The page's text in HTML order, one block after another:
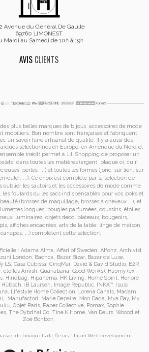
Avenue du Général De Gaulle
69760 LIMONEST
Mardi au Samedi de 10h à 19h
AVIS CLIENTS
plus belles marques de bijoux, accessoires de mode
mobiliers. Bon nombre sont françaises et fabriquent
un savoir faire artisanal de qualité. Il y a aussi des
sélectionnés en Europe, en Amérique du Nord et
inédit permet à Lili Shopping de proposer un
, dans toutes les matières (argent, plaqué or, cuir,
perles, ...) et toutes les formes (jonc, sur lien, sur
...). Ce choix est complété par la sélection de
oublier les sautoirs et les accessoires de mode comme
, les foulards ou les sacs indispensables pour vos looks et
(brosses de maquillage, brosses à cheveux ...), et
longues, bougies parfumées, coussins, étoiles
luminaires, objets déco, plateaux, bougeoirs,
affiches encadrées, arts de la table, linge de maison,
...) complètent cette sélection.
: Adama Alma Affari of Sweden Alfonz, Archivist
London Bachca Bazar Bizar, Bazar de Luxe
LS Casa Cubista CinqMai David & David Studio E2R
, étoiles Amish Guanabana Good Work(s), Haomy (ex
Hindbag Hipanema HK Living Home Spirit
Honoré
Hübsch IB Laursen Image Republic INKA™
Isula
Lifestyle Home Collection Lorena Canals, Madam
Manufactori Marie Depaire, Mon Dada Mya Bay, My
Opjet Paris, Paper Collective, Pomax, Sophie
, The Dybdhal Co, Tine K Home, Van Deurs, Woood et
Zoé Bonbon
de bouquets de fleurs - Ilium Web development